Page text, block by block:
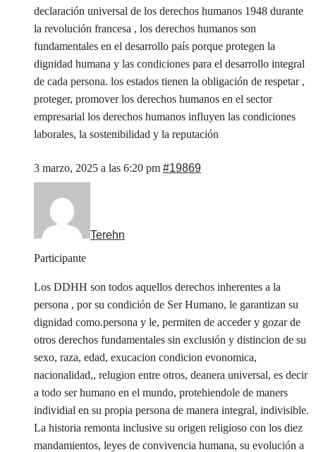
declaración universal de los derechos humanos 1948 durante
la revolución francesa , los derechos humanos son
fundamentales en el desarrollo país porque protegen la
dignidad humana y las condiciones para el desarrollo integral
de cada persona. los estados tienen la obligación de respetar ,
proteger, promover los derechos humanos en el sector
empresarial los derechos humanos influyen las condiciones
laborales, la sostenibilidad y la reputación
3 marzo, 2025 a las 6:20 pm #19869
Terehn
Participante
Los DDHH son todos aquellos derechos inherentes a la
persona , por su condición de Ser Humano, le garantizan su
dignidad como.persona y le, permiten de acceder y gozar de
otros derechos fundamentales sin exclusión y distincion de su
sexo, raza, edad, exucacion condicion evonomica,
nacionalidad,, relugion entre otros, deanera universal, es decir
a todo ser humano en el mundo, protehiendole de maners
individial en su propia persona de manera integral, indivisible.
La historia remonta inclusive su origen religioso con los diez
mandamientos, leyes de convivencia humana, su evolución a